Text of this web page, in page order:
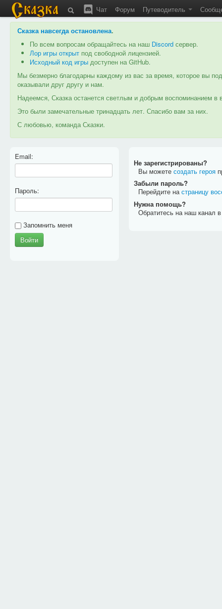
Чат Форум Путеводитель
Сказка навсегда остановлена.
По всем вопросам обращайтесь на наш Discord сервер.
Лор игры открыт под свободной лицензией.
Исходный код игры доступен на GitHub.
Мы безмерно благодарны каждому из вас за время, которое вы
оказывали друг другу и нам.
Надеемся, Сказка останется светлым и добрым воспоминанием
Это были замечательные тринадцать лет. Спасибо вам за них.
С любовью, команда Сказки.
Email:
Пароль:
Запомнить меня
Не зарегистрированы?
Вы можете создать героя
Забыли пароль?
Перейдите настраницу
Нужна помощь?
Обратитесь на наш канал